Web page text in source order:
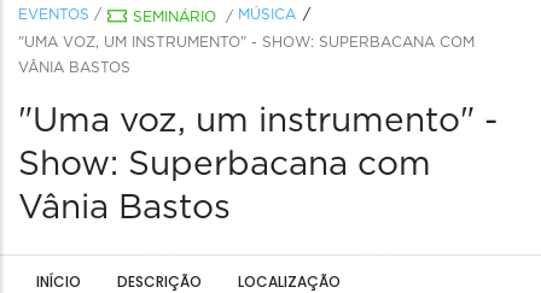
EVENTOS / SEMINÁRIO / MÚSICA
"UMA VOZ, UM INSTRUMENTO" - SHOW: SUPERBACANA COM
VÂNIA BASTOS
"Uma voz, um instrumento" -
Show: Superbacana com
Vânia Bastos
INÍCIO DESCRIÇÃO LOCALIZAÇÃO